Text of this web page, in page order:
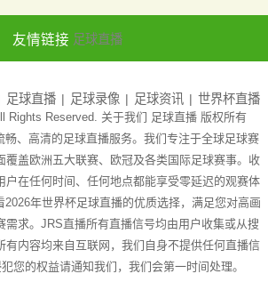
友情链接 足球直播
足球直播 足球录像 足球资讯 世界杯直播
Rights Reserved. 关于我们 足球直播版权所有
畅、高清的足球直播服务。我们专注于全球足球赛
覆盖欧洲五大联赛、欧冠及各类国际足球赛事。收
户在任何时间、任何地点都能享受零延迟的观赛体
年世界杯足球直播的优质选择，满足您对高画
需求。JRS直播所有直播信号均由用户收集或从搜
有内容均来自互联网，我们自身不提供任何直播信
您的权益请通知我们，我们会第一时间处理。